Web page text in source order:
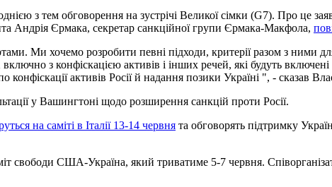
з тем обговорення на зустрічі Великої сімки (G7). Про це
Андрія Єрмака, секретар санкційної групи Єрмака-Макфола,
Ми хочемо розробити певні підходи, критерії разом з ними
з конфіскацією активів і інших речей, які будуть
активів Росії й надання позики Україні ", - сказав
у Вашингтоні щодо розширення санкцій проти Росії.
на саміті в Італії 13-14 червня та обговорять підтримку
свободи США-Україна, який триватиме 5-7 червня.